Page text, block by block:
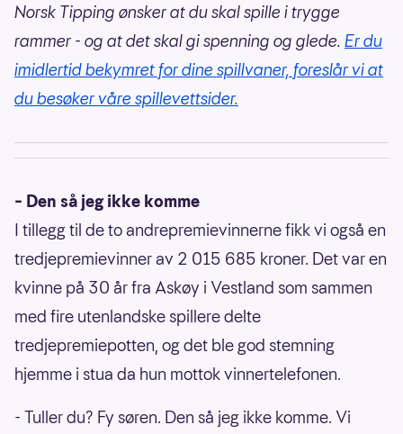
Norsk Tipping ønsker at du skal spille i trygge
rammer - og at det skal gi spenning og glede. Er du
imidlertid bekymret for dine spillvaner, foreslår vi at
du besøker våre spillevettsider.
– Den så jeg ikke komme
I tillegg til de to andrepremievinnerne fikk vi også en
tredjepremievinner av 2 015 685 kroner. Det var en
kvinne på 30 år fra Askøy i Vestland som sammen
med fire utenlandske spillere delte
tredjepremiepotten, og det ble god stemning
hjemme i stua da hun mottok vinnertelefonen.
- Tuller du? Fy søren. Den så jeg ikke komme. Vi